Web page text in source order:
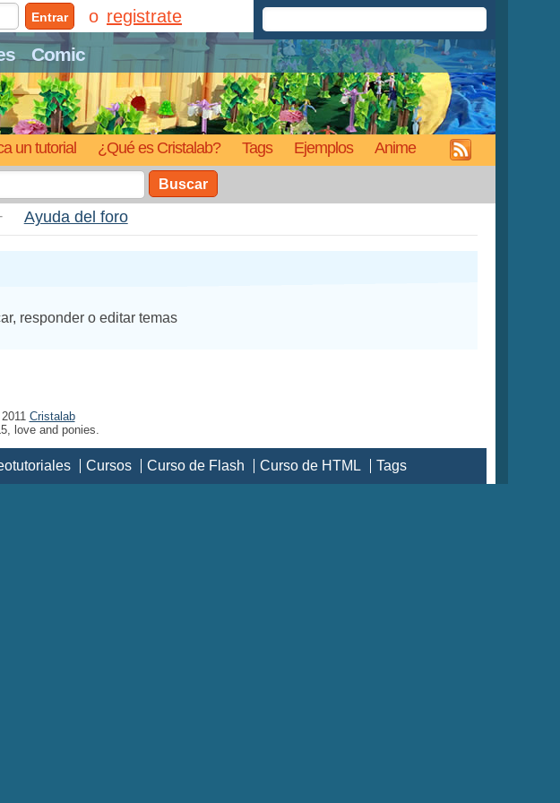
Comic
un tutorial ¿Qué es Cristalab? Tags Ejemplos Anime
Entrar registrate
Buscar
Ayuda del foro
responder o editar temas
Cristalab
love and ponies.
Cursos Curso de Flash Curso de HTML Tags